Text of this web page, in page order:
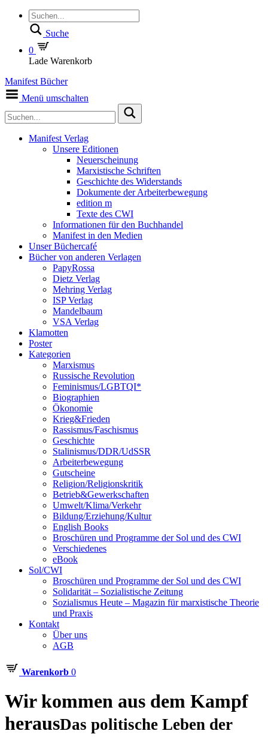
Suche
0
Lade Warenkorb
Manifest Bücher
Menü umschalten
Manifest Verlag
Unsere Editionen
Neuerscheinung
Marxistische Schriften
Geschichte des Widerstands
Dokumente der Arbeiterbewegung
edition m
Texte des CWI
Informationen für den Buchhandel
Manifest in den Medien
Unser Büchercafé
Bücher von anderen Verlagen
PapyRossa
Dietz Verlag
Mehring Verlag
ISP Verlag
Mandelbaum
VSA Verlag
Klamotten
Poster
Kategorien
Marxismus
Russische Revolution
Feminismus/LGBTQI*
Biographien
Ökonomie
Krieg&Frieden
Rassismus/Faschismus
Geschichte
Stalinismus/DDR/UdSSR
Arbeiterbewegung
Gutscheine
Religion/Religionskritik
Betrieb&Gewerkschaften
Umwelt/Klima/Verkehr
Bildung/Erziehung/Kultur
English Books
Broschüren und Programme der Sol und des CWI
Verschiedenes
eBook
Sol/CWI
Broschüren und Programme der Sol und des CWI
Solidarität – Sozialistische Zeitung
Sozialismus Heute – Magazin für marxistische Theorie
und Praxis
Kontakt
Über uns
AGB
Warenkorb 0
Wir kommen aus dem Kampf
herausDas politische Leben der